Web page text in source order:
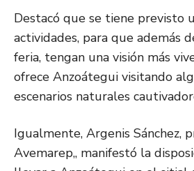
Destacó que se tiene previsto
actividades, para que además
feria, tengan una visión más
ofrece Anzoátegui visitando
escenarios naturales
Igualmente, Argenis Sánchez,
Avemarep,, manifestó la